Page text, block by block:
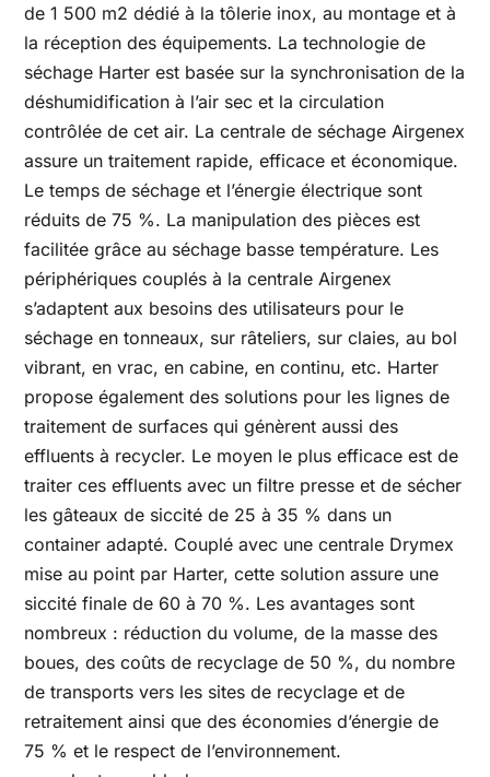
de 1 500 m2 dédié à la tôlerie inox, au montage et à
la réception des équipements. La technologie de
séchage Harter est basée sur la synchronisation de la
déshumidification à l’air sec et la circulation
contrôlée de cet air. La centrale de séchage Airgenex
assure un traitement rapide, efficace et économique.
Le temps de séchage et l’énergie électrique sont
réduits de 75 %. La manipulation des pièces est
facilitée grâce au séchage basse température. Les
périphériques couplés à la centrale Airgenex
s’adaptent aux besoins des utilisateurs pour le
séchage en tonneaux, sur râteliers, sur claies, au bol
vibrant, en vrac, en cabine, en continu, etc. Harter
propose également des solutions pour les lignes de
traitement de surfaces qui génèrent aussi des
effluents à recycler. Le moyen le plus efficace est de
traiter ces effluents avec un filtre presse et de sécher
les gâteaux de siccité de 25 à 35 % dans un
container adapté. Couplé avec une centrale Drymex
mise au point par Harter, cette solution assure une
siccité finale de 60 à 70 %. Les avantages sont
nombreux : réduction du volume, de la masse des
boues, des coûts de recyclage de 50 %, du nombre
de transports vers les sites de recyclage et de
retraitement ainsi que des économies d’énergie de
75 % et le respect de l’environnement.